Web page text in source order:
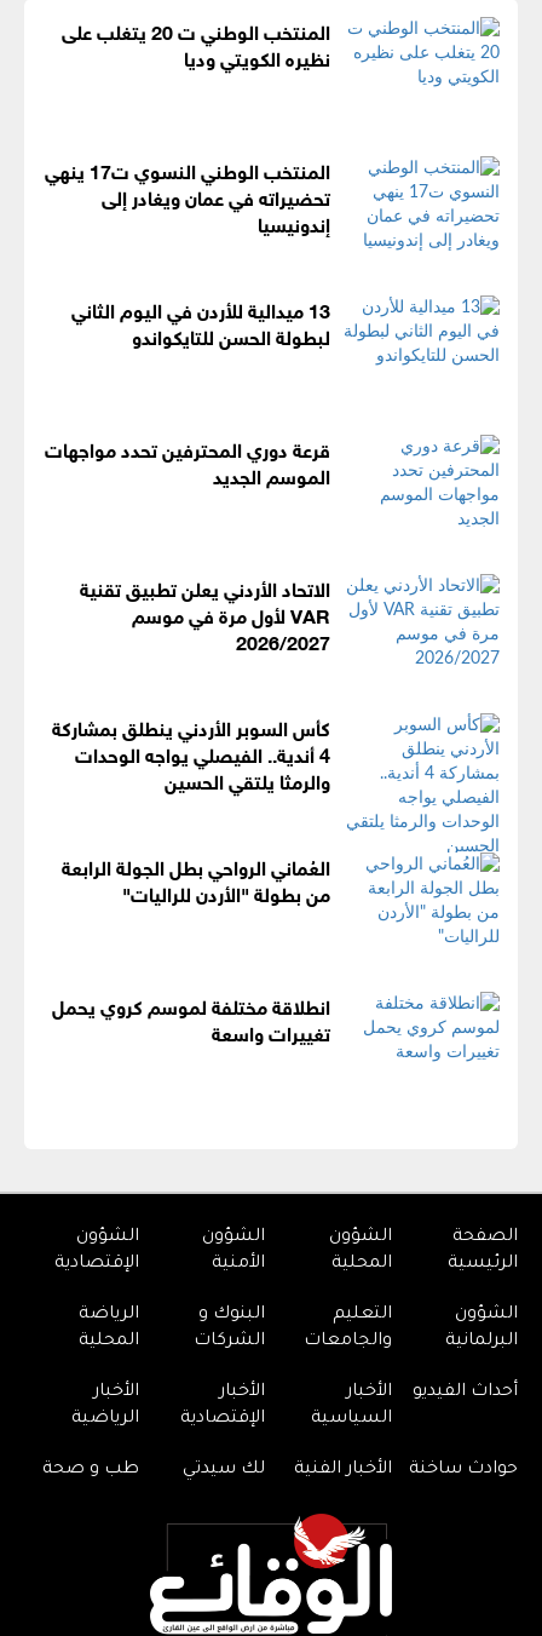
المنتخب الوطني ت 20 يتغلب على
نظيره الكويتي وديا
المنتخب الوطني النسوي ت17 ينهي
تحضيراته في عمان ويغادر إلى
إندونيسيا
13 ميدالية للأردن في اليوم الثاني
لبطولة الحسن للتايكواندو
قرعة دوري المحترفين تحدد مواجهات
الموسم الجديد
الاتحاد الأردني يعلن تطبيق تقنية
VAR لأول مرة في موسم
2026/2027
كأس السوبر الأردني ينطلق بمشاركة
4 أندية.. الفيصلي يواجه الوحدات
والرمثا يلتقي الحسين
العُماني الرواحي بطل الجولة الرابعة
من بطولة "الأردن للراليات"
انطلاقة مختلفة لموسم كروي يحمل
تغييرات واسعة
الصفحة
الرئيسية
الشؤون
المحلية
الشؤون
الأمنية
الشؤون
الإقتصادية
الشؤون
البرلمانية
التعليم
والجامعات
البنوك و
الشركات
الرياضة
المحلية
أحداث الفيديو
الأخبار
السياسية
الأخبار
الإقتصادية
الأخبار
الرياضية
حوادث ساخنة الأخبار الفنية لك سيدتي طب و صحة